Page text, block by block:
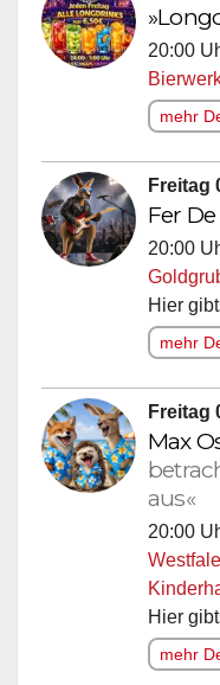
20:00
mehr
Freitag
Fer
20:00
Hier
mehr
Freitag
Max
aus«
20:00
Hier
mehr